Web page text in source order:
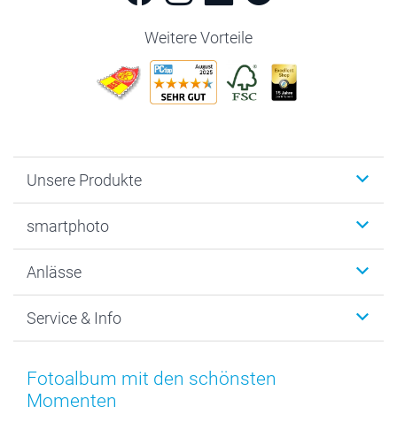
Weitere Vorteile
Unsere Produkte
Fotogeschenke
MyNameBook
Fotoabzüge, Fotos als Buch & Poster
Zubehör & Material
Foto-Kalender & Agenden
smartphoto
Warum smartphoto
Datenschutz
AGB
Impressum
Anlässe
Neujahr
Muttertag
Vatertag
Service & Info
Preise und Versandkosten
Lieferfristen
Fotoalbum mit den schönsten
Momenten